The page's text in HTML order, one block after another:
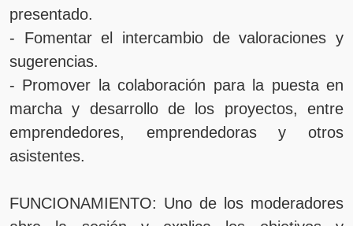
presentado.
- Fomentar el intercambio de valoraciones y
sugerencias.
- Promover la colaboración para la puesta en
marcha y desarrollo de los proyectos, entre
emprendedores, emprendedoras y otros
asistentes.
FUNCIONAMIENTO: Uno de los moderadores